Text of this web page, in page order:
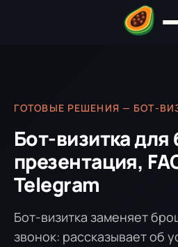
ГОТОВЫЕ РЕШЕНИЯ — БОТ-
Бот-визитка для
презентация,
Telegram
Бот-визитка заменяет
звонок: рассказывает об